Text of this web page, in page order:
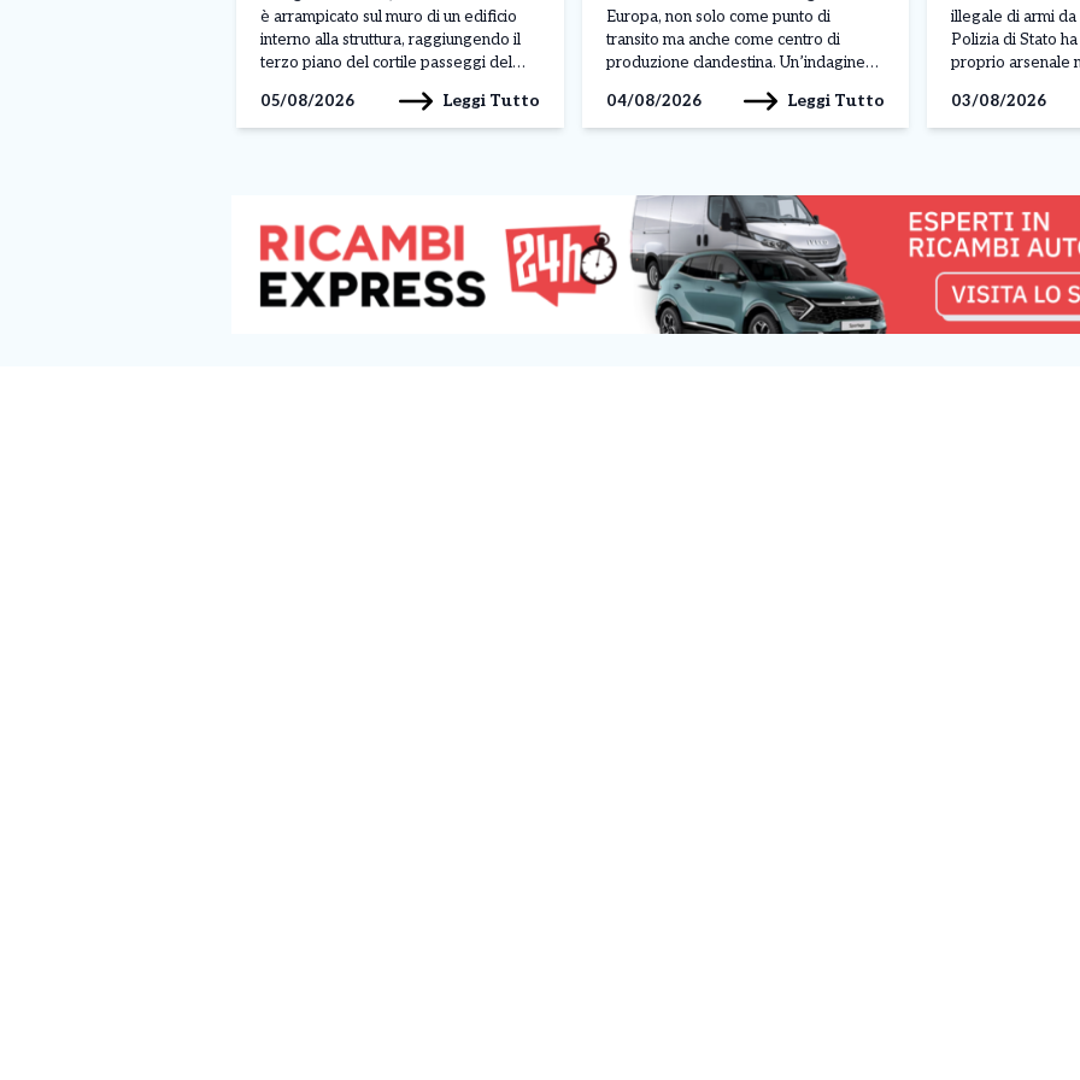
è arrampicato sul muro di un edificio
interno alla struttura, raggiungendo il
terzo piano del cortile passeggi del
mattinata di lunedì 3 agosto, sarebbe
legato a una protesta, anche se al
05/08/2026 Leggi Tutto
Europa, non solo come punto di
transito ma anche come centro di
produzione clandestina. Un’indagine
Finanza ha portato alla scoperta di
cinque fabbriche illegali e due depositi
denominata […]
04/08/2026 Leggi Tutto
illegale di armi
Polizia di Stato
proprio arsenale
Moncalieri.
nell’ambito di
03/08/2026